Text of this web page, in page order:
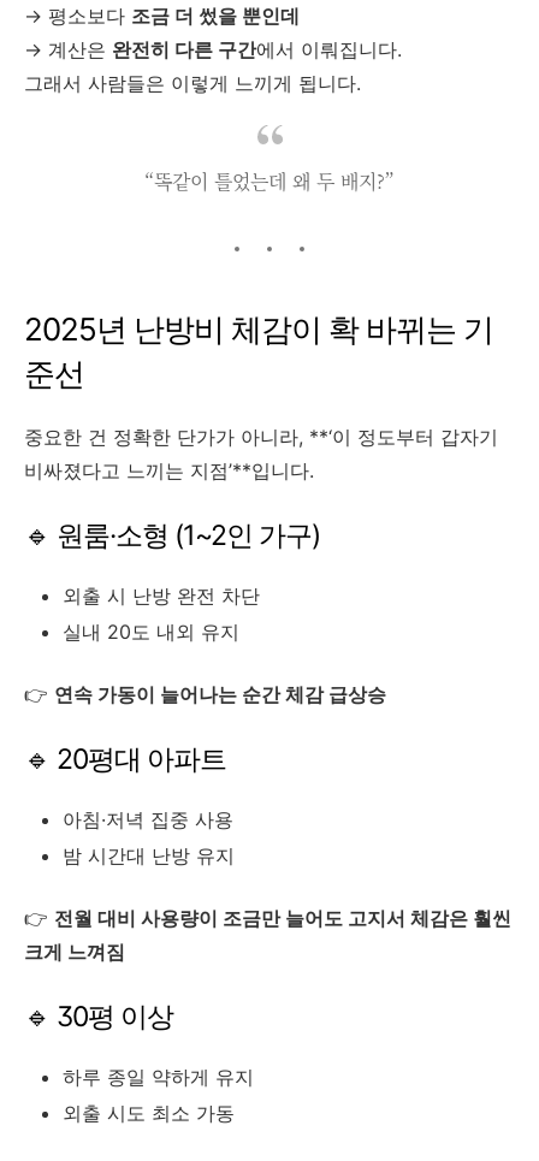
→ 평소보다 조금 더 썼을 뿐인데
→ 계산은 완전히 다른 구간에서 이뤄집니다.
그래서 사람들은 이렇게 느끼게 됩니다.
“똑같이 틀었는데 왜 두 배지?”
2025년 난방비 체감이 확 바뀌는 기
준선
중요한 건 정확한 단가가 아니라, **‘이 정도부터 갑자기
비싸졌다고 느끼는 지점’**입니다.
🔹 원룸·소형 (1~2인 가구)
외출 시 난방 완전 차단
실내 20도 내외 유지
👉 연속 가동이 늘어나는 순간 체감 급상승
🔹 20평대 아파트
아침·저녁 집중 사용
밤 시간대 난방 유지
👉 전월 대비 사용량이 조금만 늘어도 고지서 체감은 훨씬
크게 느껴짐
🔹 30평 이상
하루 종일 약하게 유지
외출 시도 최소 가동